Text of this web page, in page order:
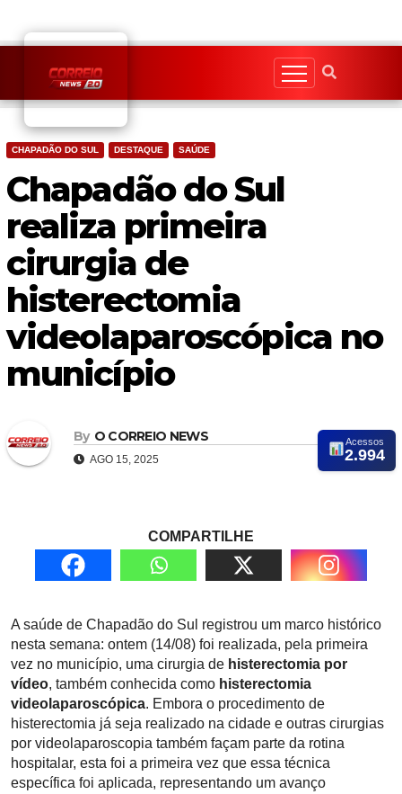
content
CHAPADÃO DO SUL DESTAQUE SAÚDE
Chapadão do Sul
realiza primeira
cirurgia de
histerectomia
videolaparoscópica no
município
By O CORREIO NEWS
AGO 15, 2025
Acessos
2.994
COMPARTILHE
A saúde de Chapadão do Sul registrou um marco histórico
nesta semana: ontem (14/08) foi realizada, pela primeira
vez no município, uma cirurgia de histerectomia por
vídeo, também conhecida como histerectomia
videolaparoscópica. Embora o procedimento de
histerectomia já seja realizado na cidade e outras cirurgias
por videolaparoscopia também façam parte da rotina
hospitalar, esta foi a primeira vez que essa técnica
específica foi aplicada, representando um avanço